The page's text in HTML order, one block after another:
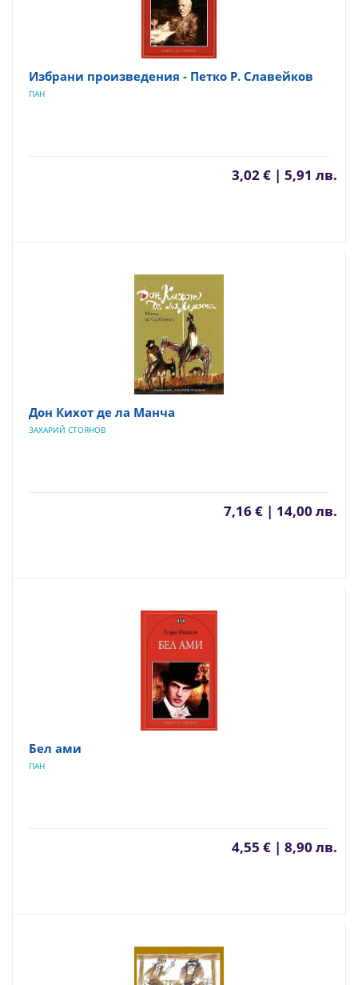
Избрани произведения - Петко Р. Славейков
ПАН
3,02 € | 5,91 лв.
Дон Кихот де ла Манча
ЗАХАРИЙ СТОЯНОВ
7,16 € | 14,00 лв.
Бел ами
ПАН
4,55 € | 8,90 лв.